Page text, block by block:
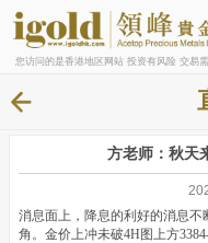
您访问的是香港地区网站 投资有风险 交易
方老师：秋天
消息面上，降息的利好的消息
角。金价上冲未破4H图上方